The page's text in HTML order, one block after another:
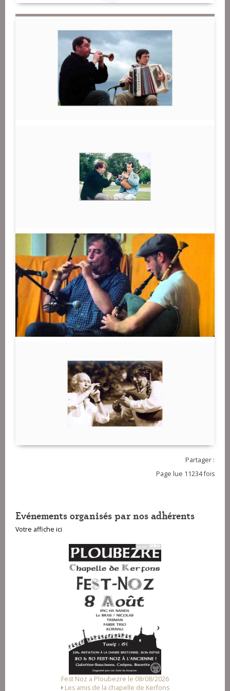
Partager :
Page lue 11234 fois
Evénements organisés par nos adhérents
Votre affiche ici
Fest-deiz ha noz a Pluzunet le 14/08/2026
Association Loc Noz